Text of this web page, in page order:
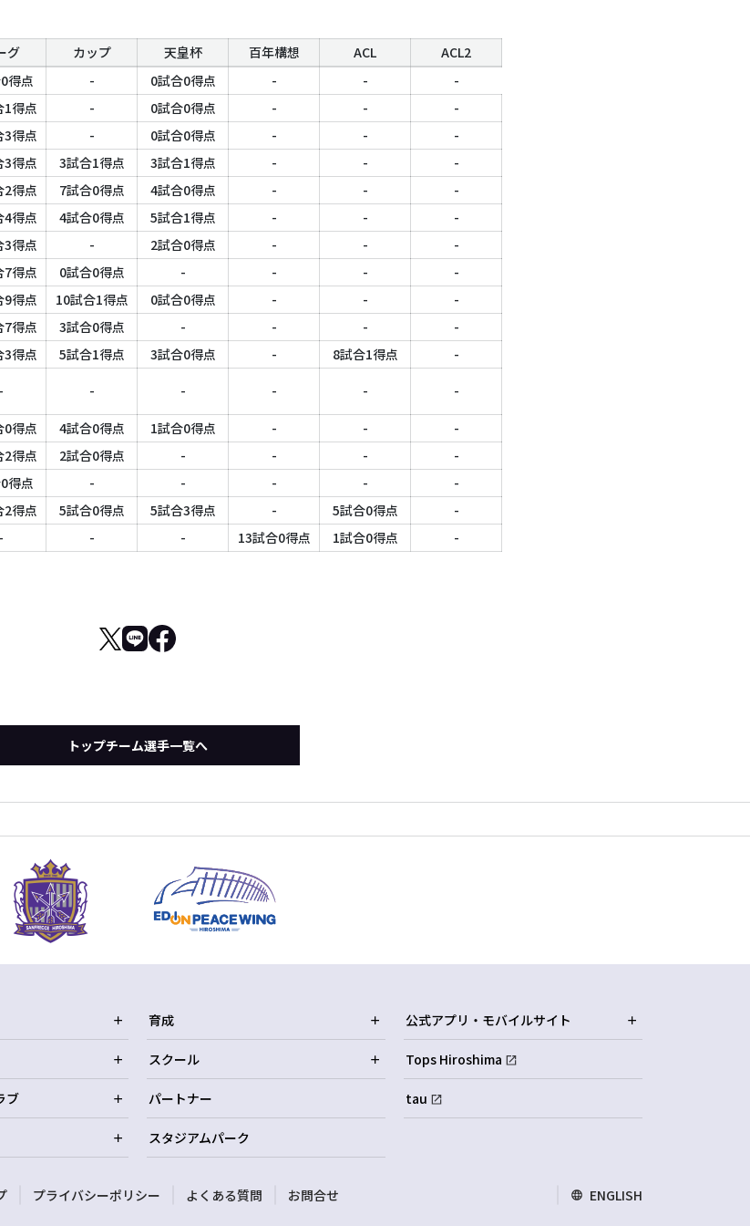
グ カップ 天皇杯 百年構想 ACL ACL2
得点 - 0試合0得点 - -
-
1得点 - 0試合0得点 - - -
3得点 - 0試合0得点 - - -
3得点 3試合1得点 3試合1得点 - - -
2得点 7試合0得点 4試合0得点 - - -
4得点 4試合0得点 5試合1得点 - - -
3得点 - 2試合0得点 - - -
7得点 0試合0得点 - - - -
9得点 10試合1得点 0試合0得点 - - -
7得点 3試合0得点 - - - -
3得点 5試合1得点 3試合0得点 - 8試合1得点 -
- - - - - -
0得点 4試合0得点 1試合0得点 - - -
2得点 2試合0得点 - - - -
得点 - - - - -
2得点 5試合0得点 5試合3得点 - 5試合0得点 -
- - - 13試合0得点 1試合0得点 -
トップチーム選手一覧へ
ブ
育成
スクール
パートナー
スタジアムパーク
公式アプリ・モバイルサイト
Tops Hiroshima
tau
プライバシーポリシー よくある質問 お問合せ ENGLISH